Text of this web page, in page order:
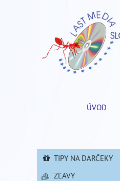
ÚVOD
TIPY NA DARČEKY
ZĽAVY